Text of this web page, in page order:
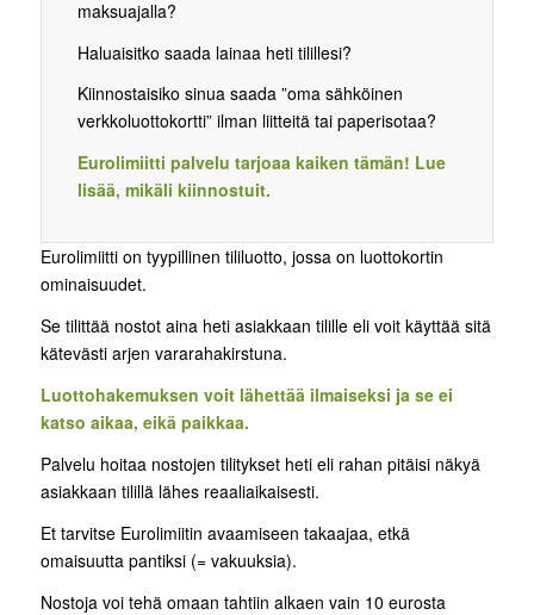
maksuajalla?
Haluaisitko saada lainaa heti tilillesi?
Kiinnostaisiko sinua saada ”oma sähköinen
verkkoluottokortti” ilman liitteitä tai paperisotaa?
Eurolimiitti palvelu tarjoaa kaiken tämän! Lue
lisää, mikäli kiinnostuit.
Eurolimiitti on tyypillinen tililuotto, jossa on luottokortin
ominaisuudet.
Se tilittää nostot aina heti asiakkaan tilille eli voit käyttää sitä
kätevästi arjen vararahakirstuna.
Luottohakemuksen voit lähettää ilmaiseksi ja se ei
katso aikaa, eikä paikkaa.
Palvelu hoitaa nostojen tilitykset heti eli rahan pitäisi näkyä
asiakkaan tilillä lähes reaaliaikaisesti.
Et tarvitse Eurolimiitin avaamiseen takaajaa, etkä
omaisuutta pantiksi (= vakuuksia).
Nostoja voi tehä omaan tahtiin alkaen vain 10 eurosta